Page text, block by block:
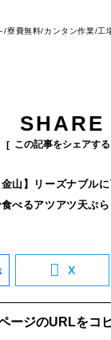
寮費無料/カンタン作業/工
SHARE
この記事をシェアする
金山】リーズナブル
べるアツアツ天ぷら
X
ージのURLをコ